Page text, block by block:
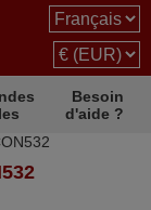
Besoin
d'aide ?